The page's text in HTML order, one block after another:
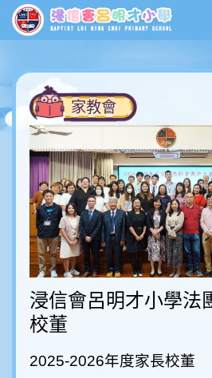
家教會
浸信會呂明才小學法
校董
2025-2026年度家長校董